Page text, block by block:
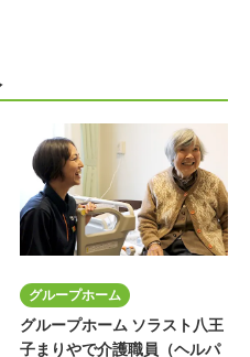
グループホーム
グループホーム ソラスト八王
子まりやで介護職員（ヘルパ